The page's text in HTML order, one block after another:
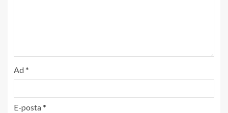
Ad*
E-posta*